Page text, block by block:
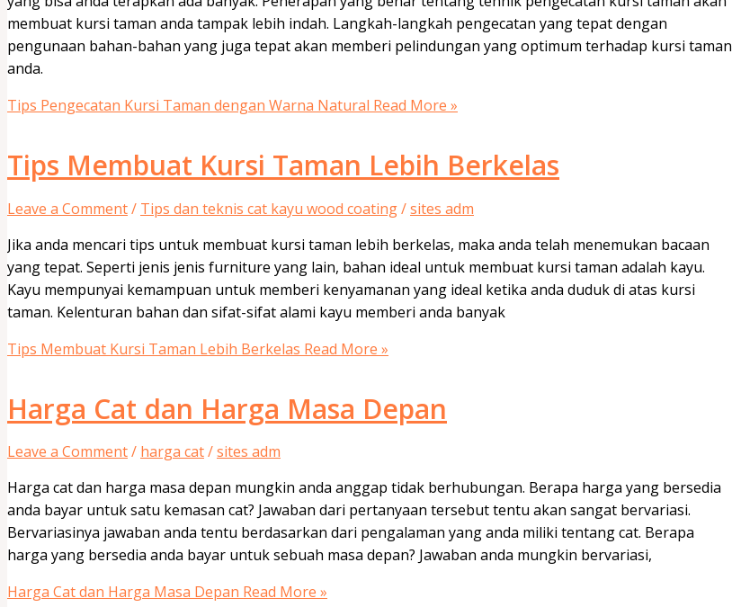
membuat kursi taman anda tampak lebih indah. Langkah-langkah pengecatan yang tepat dengan
pengunaan bahan-bahan yang juga tepat akan memberi pelindungan yang optimum terhadap kursi taman
anda.
Tips Pengecatan Kursi Taman dengan Warna Natural Read More »
Tips Membuat Kursi Taman Lebih Berkelas
Leave a Comment/ Tips dan teknis cat kayu wood coating/sites adm
Jika anda mencari tips untuk membuat kursi taman lebih berkelas, maka anda telah menemukan bacaan
yang tepat. Seperti jenis jenis furniture yang lain, bahan ideal untuk membuat kursi taman adalah kayu.
Kayu mempunyai kemampuan untuk memberi kenyamanan yang ideal ketika anda duduk di atas kursi
taman. Kelenturan bahan dan sifat-sifat alami kayu memberi anda banyak
Tips Membuat Kursi Taman Lebih Berkelas Read More »
Harga Cat dan Harga Masa Depan
Leave a Comment/ harga cat/sites adm
Harga cat dan harga masa depan mungkin anda anggap tidak berhubungan. Berapa harga yang bersedia
anda bayar untuk satu kemasan cat? Jawaban dari pertanyaan tersebut tentu akan sangat bervariasi.
Bervariasinya jawaban anda tentu berdasarkan dari pengalaman yang anda miliki tentang cat. Berapa
harga yang bersedia anda bayar untuk sebuah masa depan? Jawaban anda mungkin bervariasi,
Harga Cat dan Harga Masa Depan Read More »